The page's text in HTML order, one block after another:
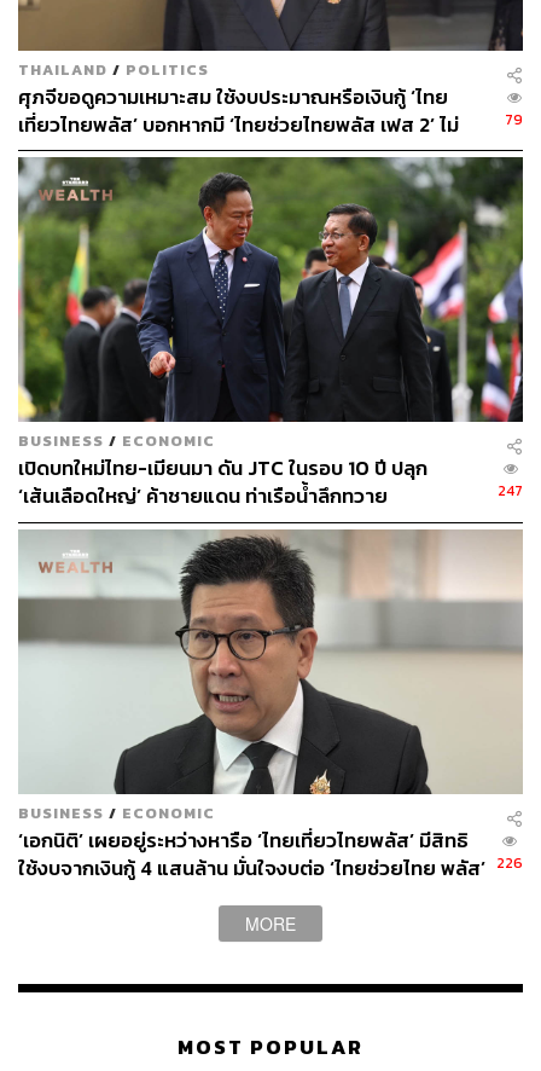
THAILAND / POLITICS
ศุภจีขอดูความเหมาะสม ใช้งบประมาณหรือเงินกู้ ‘ไทย
เที่ยวไทยพลัส’ บอกหากมี ‘ไทยช่วยไทยพลัส เฟส 2’ ไม่
จำเป็นต้องออกพร้อมกัน
79
BUSINESS / ECONOMIC
เปิดบทใหม่ไทย-เมียนมา ดัน JTC ในรอบ 10 ปี ปลุก
‘เส้นเลือดใหญ่’ ค้าชายแดน ท่าเรือน้ำลึกทวาย
247
BUSINESS / ECONOMIC
‘เอกนิติ’ เผยอยู่ระหว่างหารือ ‘ไทยเที่ยวไทยพลัส’ มีสิทธิ
ใช้งบจากเงินกู้ 4 แสนล้าน มั่นใจงบต่อ ‘ไทยช่วยไทย พลัส’ 226
MORE
MOST POPULAR